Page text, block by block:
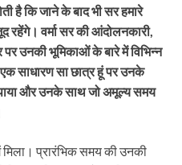
है कि जाने के बाद भी सर हमारे
रहेंगे। वर्मा सर की आंदोलनकारी,
उनकी भूमिकाओं के बारे में विभिन्न
एक साधारण सा छात्र हूं पर उनके
और उनके साथ जो अमूल्य समय
प्रारंभिक समय की उनकी